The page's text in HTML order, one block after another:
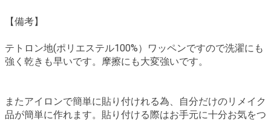
【備考】
テトロン地(ポリエステル100%）ワッペンですので洗濯にも
強く乾きも早いです。摩擦にも大変強いです。
またアイロンで簡単に貼り付けれる為、自分だけのリメイク
品が簡単に作れます。貼り付ける際はお手元に十分お気をつ